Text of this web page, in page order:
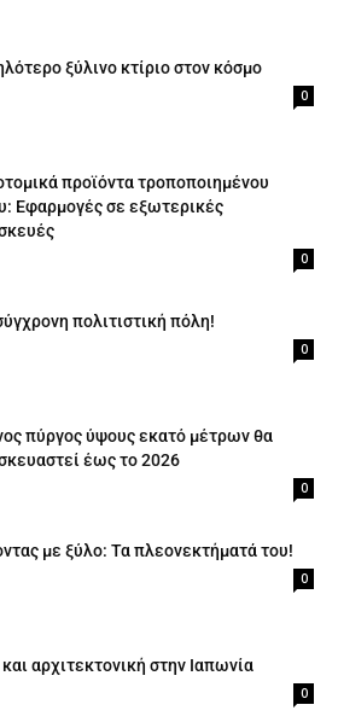
ξύλινο κτίριο στον κόσμο
0
προϊόντα τροποποιημένου
Εφαρμογές σε εξωτερικές
0
πολιτιστική πόλη!
0
πύργος ύψους εκατό μέτρων θα
έως το 2026
0
με ξύλο: Τα πλεονεκτήματά του!
0
αρχιτεκτονική στην Ιαπωνία
0